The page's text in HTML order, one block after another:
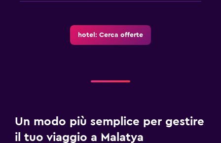
hotel: Cerca offerte
Un modo più semplice per gestire
il tuo viaggio a Malatya